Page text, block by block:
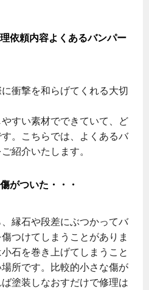
依頼内容よくあるバンパー
衝撃を和らげてくれる大切
すい素材でできていて、ど
。こちらでは、よくあるバ
紹介いたします。
がついた・・・
縁石や段差にぶつかってバ
つけてしまうことがありま
石を巻き上げてしまうこと
所です。比較的小さな傷が
塗装しなおすだけで修理は